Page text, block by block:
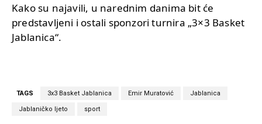
Kako su najavili, u narednim danima bit će
predstavljeni i ostali sponzori turnira „3×3 Basket
Jablanica“.
TAGS 3x3 Basket Jablanica Emir Muratović Jablanica
Jablaničko ljeto sport